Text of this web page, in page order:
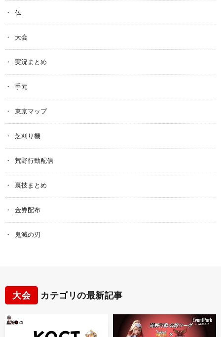
仏
大会
実況まとめ
手元
東京マップ
芝刈り機
荒野行動配信
裏技まとめ
金券配布
鬼滅の刃
大会 カテゴリの最新記事